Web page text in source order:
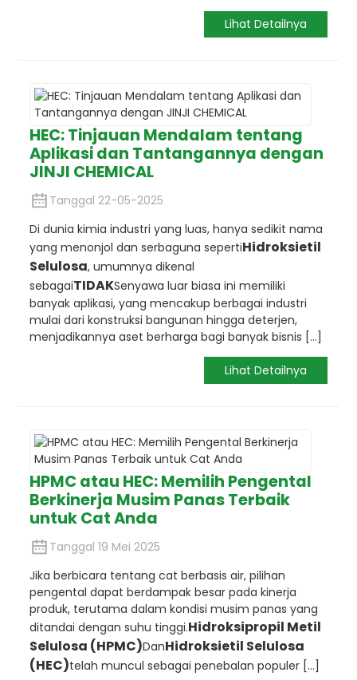
Lihat Detailnya
HEC: Tinjauan Mendalam tentang
Aplikasi dan Tantangannya dengan
JINJI CHEMICAL
Tanggal 22-05-2025
Di dunia kimia industri yang luas, hanya sedikit nama
yang menonjol dan serbaguna sepertiHidroksietil
Selulosa, umumnya dikenal
sebagaiTIDAKSenyawa luar biasa ini memiliki
banyak aplikasi, yang mencakup berbagai industri
mulai dari konstruksi bangunan hingga deterjen,
menjadikannya aset berharga bagi banyak bisnis [...]
Lihat Detailnya
HPMC atau HEC: Memilih Pengental
Berkinerja Musim Panas Terbaik
untuk Cat Anda
Tanggal 19 Mei 2025
Jika berbicara tentang cat berbasis air, pilihan
pengental dapat berdampak besar pada kinerja
produk, terutama dalam kondisi musim panas yang
ditandai dengan suhu tinggi.Hidroksipropil Metil
Selulosa (HPMC)DanHidroksietil Selulosa
(HEC)telah muncul sebagai penebalan populer [...]